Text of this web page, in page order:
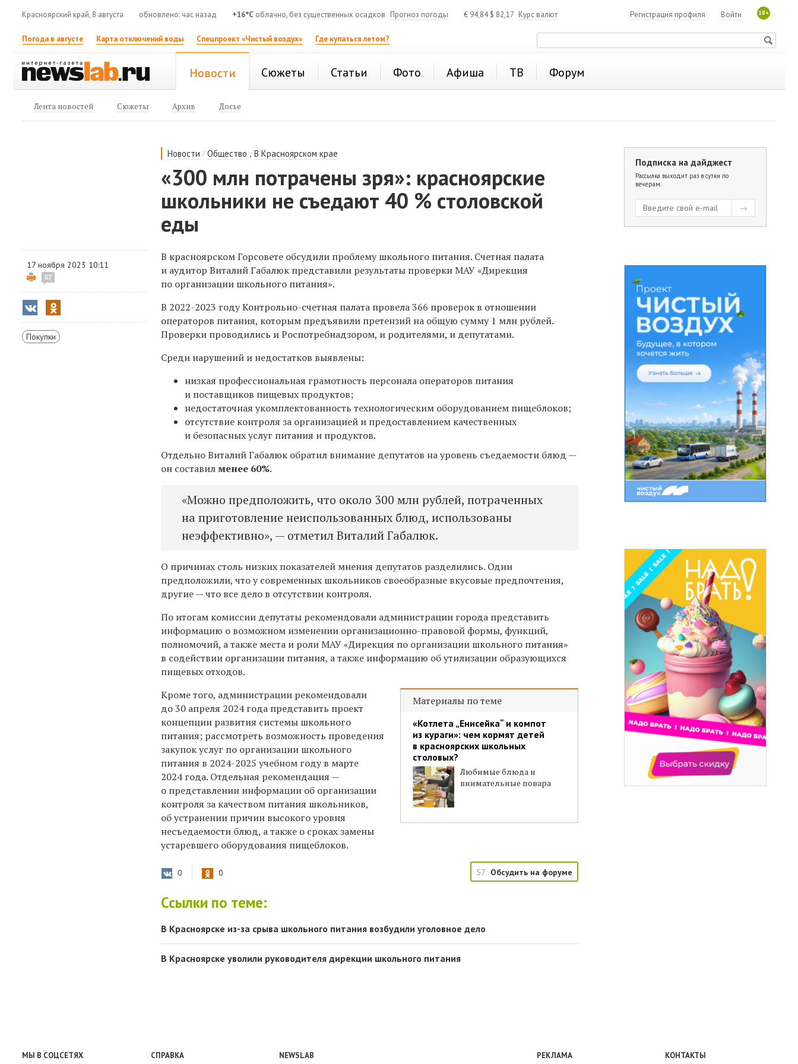
Красноярский край, 8 августа обновлено: час назад +16°C облачно, без существенных осадков Прогноз погоды € 94,84$ 82,17 Курс валют 18+
Войти
Регистрация профиля
Погода в августе Карта отключений воды Спецпроект «Чистый воздух» Где купаться летом?
Новости Сюжеты Статьи Фото Афиша ТВ Форум
Лента новостей Сюжеты Архив Досье
Новости /Общество ,В Красноярском крае
«300 млн потрачены зря»: красноярские
школьники не съедают 40 % столовской
еды
17 ноября 2023 10:11
57
Покупки
В красноярском Горсовете обсудили проблему школьного питания. Счетная палата
и аудитор Виталий Габалюк представили результаты проверки МАУ «Дирекция
по организации школьного питания».
В 2022-2023 году Контрольно-счетная палата провела 366 проверок в отношении
операторов питания, которым предъявили претензий на общую сумму 1 млн рублей.
Проверки проводились и Роспотребнадзором, и родителями, и депутатами.
Среди нарушений и недостатков выявлены:
низкая профессиональная грамотность персонала операторов питания
и поставщиков пищевых продуктов;
недостаточная укомплектованность технологическим оборудованием пищеблоков;
отсутствие контроля за организацией и предоставлением качественных
и безопасных услуг питания и продуктов.
Отдельно Виталий Габалюк обратил внимание депутатов на уровень съедаемости блюд —
он составилменее 60%.
«Можно предположить, что около 300 млн рублей, потраченных
на приготовление неиспользованных блюд, использованы
неэффективно», — отметил Виталий Габалюк.
О причинах столь низких показателей мнения депутатов разделились. Одни
предположили, что у современных школьников своеобразные вкусовые предпочтения,
другие — что все дело в отсутствии контроля.
По итогам комиссии депутаты рекомендовали администрации города представить
информацию о возможном изменении организационно-правовой формы, функций,
полномочий, а также места и роли МАУ «Дирекция по организации школьного питания»
в содействии организации питания, а также информацию об утилизации образующихся
пищевых отходов.
Материалы по теме
«Котлета „Енисейка“ и компот
из кураги»: чем кормят детей
в красноярских школьных
столовых?
Любимые блюда и
внимательные повара
Кроме того, администрации рекомендовали
до 30 апреля 2024 года представить проект
концепции развития системы школьного
питания; рассмотреть возможность проведения
закупок услуг по организации школьного
питания в 2024-2025 учебном году в марте
2024 года. Отдельная рекомендация —
о представлении информации об организации
контроля за качеством питания школьников,
об устранении причин высокого уровня
несъедаемости блюд, а также о сроках замены
устаревшего оборудования пищеблоков.
0 0 57 Обсудить на форуме
Ссылки по теме:
В Красноярске из-за срыва школьного питания возбудили уголовное дело
В Красноярске уволили руководителя дирекции школьного питания
Подписка на дайджест
Рассылка выходит раз в сутки по
вечерам.
МЫ В СОЦСЕТЯХ СПРАВКА NEWSLAB РЕКЛАМА КОНТАКТЫ